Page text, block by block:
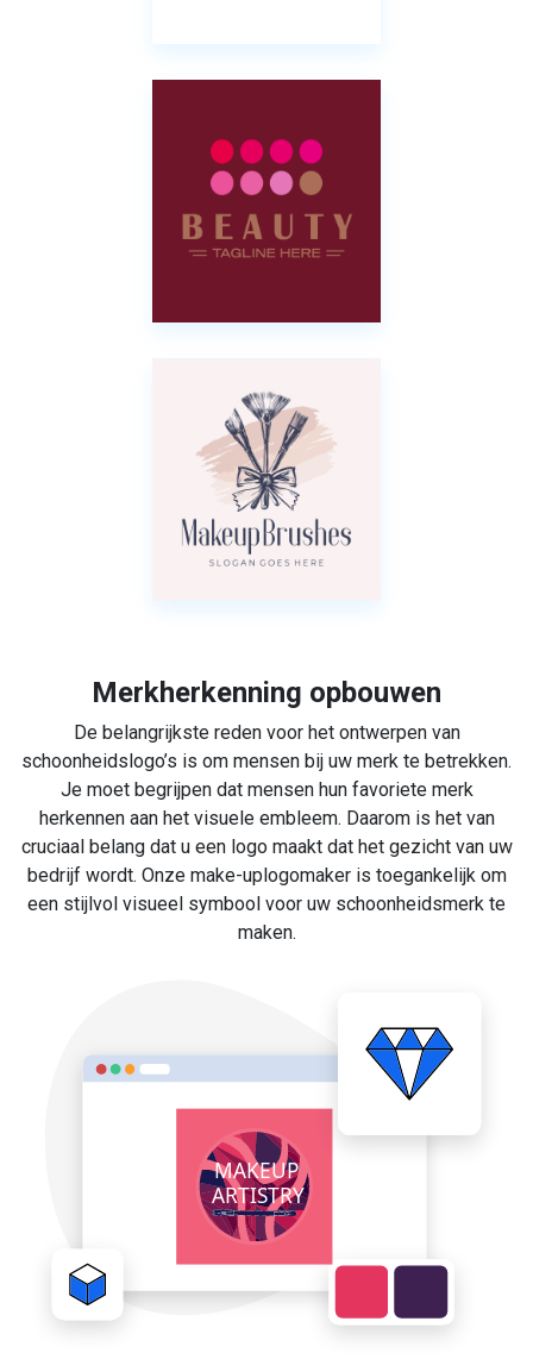
Merkherkenning opbouwen
De belangrijkste reden voor het ontwerpen van
schoonheidslogo’s is om mensen bij uw merk te betrekken.
Je moet begrijpen dat mensen hun favoriete merk
herkennen aan het visuele embleem. Daarom is het van
cruciaal belang dat u een logo maakt dat het gezicht van uw
bedrijf wordt. Onze make-uplogomaker is toegankelijk om
een stijlvol visueel symbool voor uw schoonheidsmerk te
maken.